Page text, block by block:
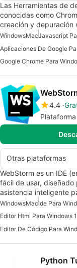
Las Herramientas de
conocidas como
creación y depuración
WindowsMacJavascript
Aplicaciones De Google
Google Chrome Para
4.4
Otras plataformas
WebStorm es un IDE
fácil de usar,
asistencia inteligente
WindowsMacIde Para
Editor Html Para Windows
Editor De Código Para
Python